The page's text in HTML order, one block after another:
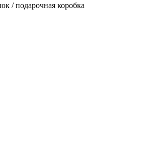
/ подарочная коробка